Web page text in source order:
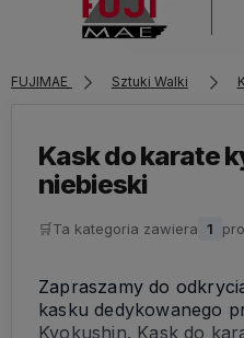
Wybierz coś dla siebie z
zaloguj się, aby
FUJIMAE Sztuki Walki
Kask do karate
niebieski
🛒Ta kategoria zawiera 1
Zapraszamy do
kasku dedykowanego
Kyokushin. Kask do